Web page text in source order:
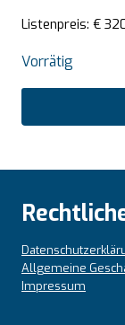
Listenpreis: €
Vorrätig
Allgemeine
Impressum